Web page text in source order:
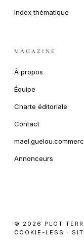
Index thématique
MAGAZINE
À propos
Équipe
Charte éditoriale
Contact
Annonceurs
© 2026 PLOT
COOKIE-LESS ·